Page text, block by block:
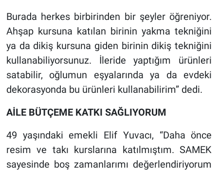
Burada herkes birbirinden bir şeyler öğreniyor.
Ahşap kursuna katılan birinin yakma tekniğini
ya da dikiş kursuna giden birinin dikiş tekniğini
kullanabiliyorsunuz. İleride yaptığım ürünleri
satabilir, oğlumun eşyalarında ya da evdeki
dekorasyonda bu ürünleri kullanabilirim” dedi.
AİLE BÜTÇEME KATKI SAĞLIYORUM
49 yaşındaki emekli Elif Yuvacı, “Daha önce
resim ve takı kurslarına katılmıştım. SAMEK
sayesinde boş zamanlarımı değerlendiriyorum